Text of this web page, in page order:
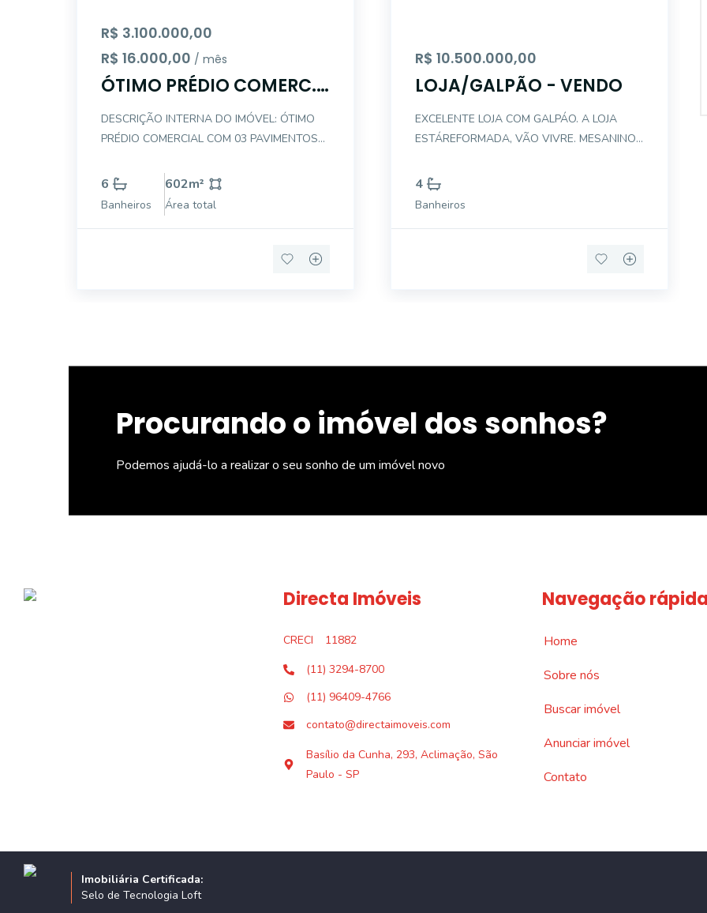
R$ 3.100.000,00
R$ 16.000,00 / mês
ÓTIMO PRÉDIO COMERC.
10 VG - IPIRANGA
DESCRIÇÃO INTERNA DO IMÓVEL: ÓTIMO
PRÉDIO COMERCIAL COM 03 PAVIMENTOS
PARA 10 CARROS COM ACESSO PELA RUA
DE TRÁS + 02 BANHEIROS PAVIMENTO
TÉRREO COM 04 BANHEIROS E UM SALÇAO
6
Banheiros
602m²
Área total
R$ 10.500.000,00
LOJA/GALPÃO - VENDO
EXCELENTE LOJA COM GALPÁO. A LOJA
ESTÁREFORMADA, VÃO VIVRE. MESANINO,
FUNDADA EM MAIO DO ANO DE 1991. HÁ
31 ANOS NO MERCADO, SOMOS
4
Banheiros
Procurando o imóvel dos sonhos?
Podemos ajudá-lo a realizar o seu sonho de um imóvel novo
Directa Imóveis
CRECI
11882
(11) 3294-8700
(11) 96409-4766
contato@directaimoveis.com
Basílio da Cunha, 293, Aclimação, São
Paulo - SP
Navegação rápida
Home
Sobre nós
Buscar imóvel
Anunciar imóvel
Contato
Imobiliária Certificada:
Selo de Tecnologia Loft